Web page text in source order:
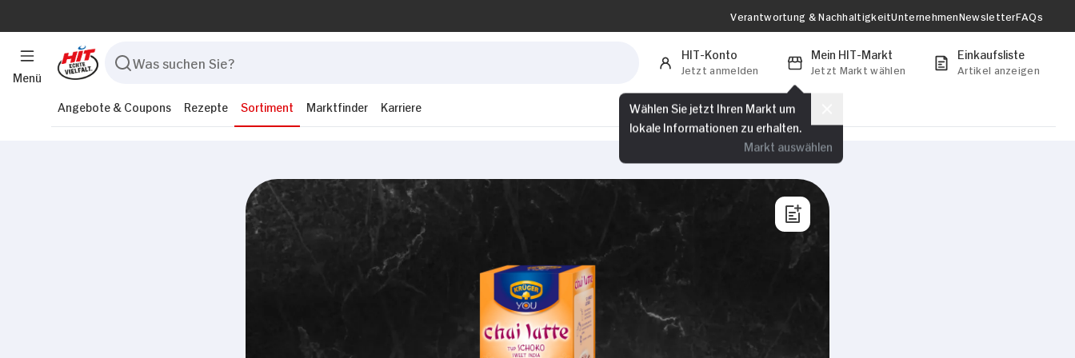
Menü
Verantwortung & NachhaltigkeitUnternehmenNewsletterFAQs
HIT-Konto
Jetzt anmelden
Mein HIT-Markt
Jetzt Markt wählen
Wählen Sie jetzt Ihren Markt um
lokale Informationen zu erhalten.
Markt auswählen
Einkaufsliste
Artikel anzeigen
Angebote & Coupons Rezepte Sortiment Marktfinder Karriere